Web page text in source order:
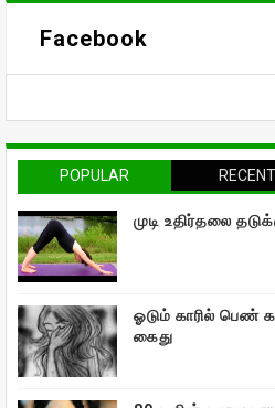
Facebook
POPULAR RECENT
முடி உதிர்தலை
ஓடும் காரில் பெண்
கைது